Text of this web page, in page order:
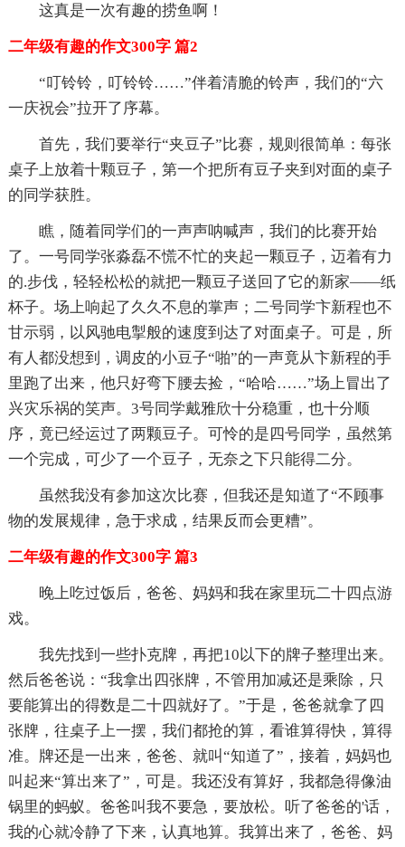
这真是一次有趣的捞鱼啊！
二年级有趣的作文300字 篇2
“叮铃铃，叮铃铃……”伴着清脆的铃声，我们的“六
一庆祝会”拉开了序幕。
首先，我们要举行“夹豆子”比赛，规则很简单：每张
桌子上放着十颗豆子，第一个把所有豆子夹到对面的桌子
的同学获胜。
瞧，随着同学们的一声声呐喊声，我们的比赛开始
了。一号同学张淼磊不慌不忙的夹起一颗豆子，迈着有力
的.步伐，轻轻松松的就把一颗豆子送回了它的新家——纸
杯子。场上响起了久久不息的掌声；二号同学卞新程也不
甘示弱，以风驰电掣般的速度到达了对面桌子。可是，所
有人都没想到，调皮的小豆子“啪”的一声竟从卞新程的手
里跑了出来，他只好弯下腰去捡，“哈哈……”场上冒出了
兴灾乐祸的笑声。3号同学戴雅欣十分稳重，也十分顺
序，竟已经运过了两颗豆子。可怜的是四号同学，虽然第
一个完成，可少了一个豆子，无奈之下只能得二分。
虽然我没有参加这次比赛，但我还是知道了“不顾事
物的发展规律，急于求成，结果反而会更糟”。
二年级有趣的作文300字 篇3
晚上吃过饭后，爸爸、妈妈和我在家里玩二十四点游
戏。
我先找到一些扑克牌，再把10以下的牌子整理出来。
然后爸爸说：“我拿出四张牌，不管用加减还是乘除，只
要能算出的得数是二十四就好了。”于是，爸爸就拿了四
张牌，往桌子上一摆，我们都抢的算，看谁算得快，算得
准。牌还是一出来，爸爸、就叫“知道了”，接着，妈妈也
叫起来“算出来了”，可是。我还没有算好，我都急得像油
锅里的蚂蚁。爸爸叫我不要急，要放松。听了爸爸的'话，
我的心就冷静了下来，认真地算。我算出来了，爸爸、妈